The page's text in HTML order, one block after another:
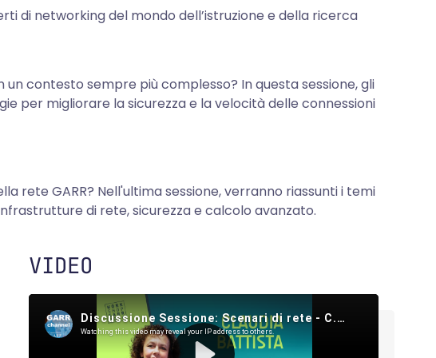
di networking del mondo dell’istruzione e della ricerca
contesto sempre più complesso? In questa sessione, gli
per migliorare la sicurezza e la velocità delle connessioni
rete GARR? Nell'ultima sessione, verranno riassunti i temi
di rete, sicurezza e calcolo avanzato.
VIDEO